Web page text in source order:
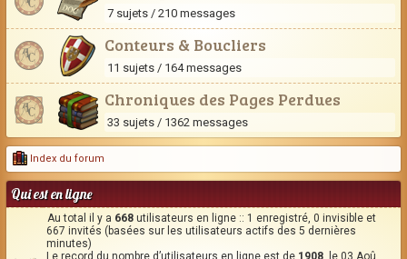
7 sujets / 210 messages
Conteurs & Boucliers
11 sujets / 164 messages
Chroniques des Pages Perdues
33 sujets / 1362 messages
Index du forum
Qui est en ligne
Au total il y a 668 utilisateurs en ligne :: 1 enregistré, 0 invisible et
667 invités (basées sur les utilisateurs actifs des 5 dernières
minutes)
Le record du nombre d’utilisateurs en ligne est de 1908 , le 03 Aoû